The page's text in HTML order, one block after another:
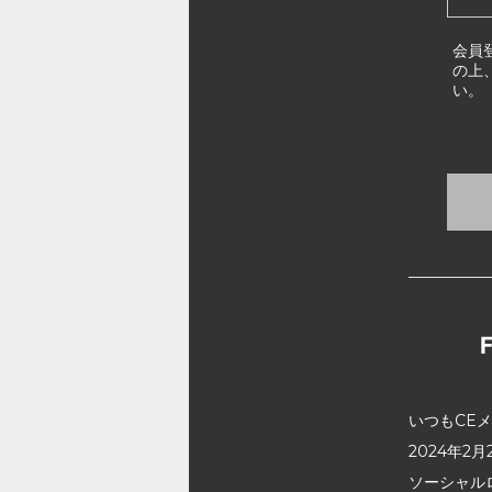
会員
の上
い。
いつもCE
2024年2月
ソーシャ